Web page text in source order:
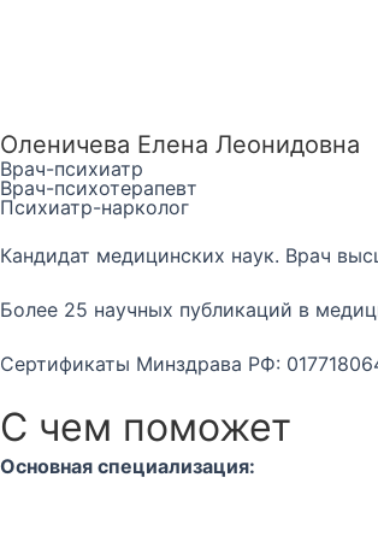
Оленичева Елена Леонидовна
Врач-психиатр
Врач-психотерапевт
Психиатр-нарколог
Кандидат медицинских наук. Врач
Более 25 научных публикаций в
Сертификаты Минздрава РФ:
С чем поможет
Основная специализация: